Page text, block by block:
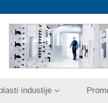
industije